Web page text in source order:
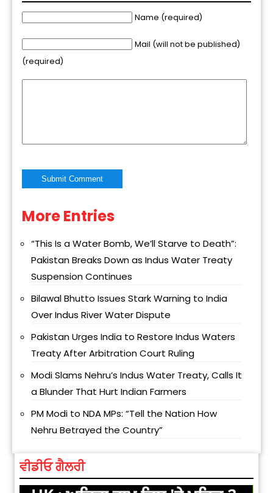
Name (required)
Mail (will not be published)
(required)
Alternative:
More Entries
“This Is a Water Bomb, We’ll Starve to Death”:
Pakistan Breaks Down as Indus Water Treaty
Suspension Continues
Bilawal Bhutto Issues Stark Warning to India
Over Indus River Water Dispute
Pakistan Urges India to Restore Indus Waters
Treaty After Arbitration Court Ruling
Modi Slams Nehru’s Indus Water Treaty, Calls It
a Blunder That Hurt Indian Farmers
PM Modi to NDA MPs: “Tell the Nation How
Nehru Betrayed the Country”
ਵੀਡੀਓ ਗੈਲਰੀ